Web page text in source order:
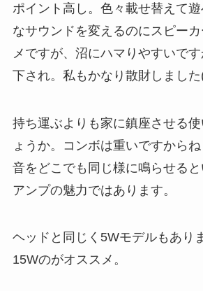
ポイント高し。色々載せ替えて
なサウンドを変えるのにスピー
メですが、沼にハマりやすいで
下され。私もかなり散財しました(
持ち運ぶよりも家に鎮座させる
ょうか。コンボは重いですから
音をどこでも同じ様に鳴らせる
アンプの魅力ではあります。
ヘッドと同じく5Wモデルもあり
15Wのがオススメ。